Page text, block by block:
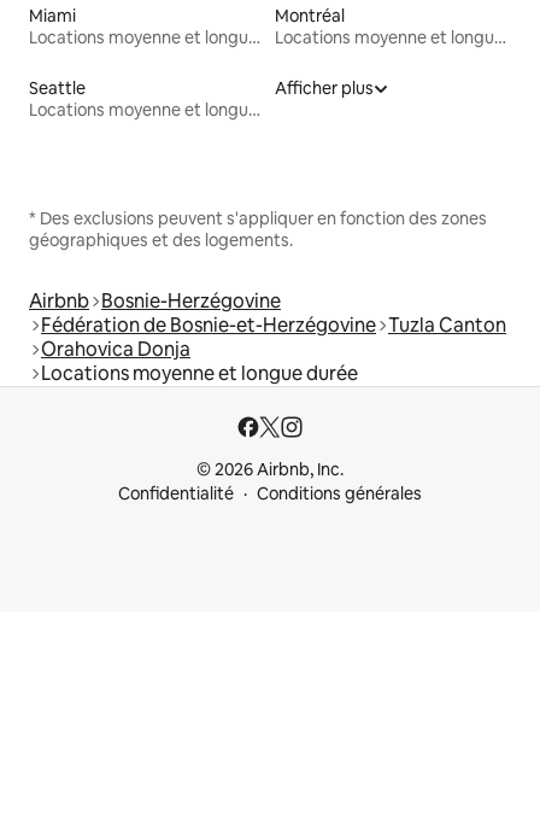
Miami
Locations moyenne et longue durée
Montréal
Locations moyenne et longue durée
Seattle
Locations moyenne et longue durée
Afficher plus
* Des exclusions peuvent s'appliquer en fonction des zones
géographiques et des logements.
Airbnb Bosnie-Herzégovine
Fédération de Bosnie-et-Herzégovine Tuzla Canton
Orahovica Donja
Locations moyenne et longue durée
© 2026 Airbnb, Inc.
Confidentialité
Conditions générales